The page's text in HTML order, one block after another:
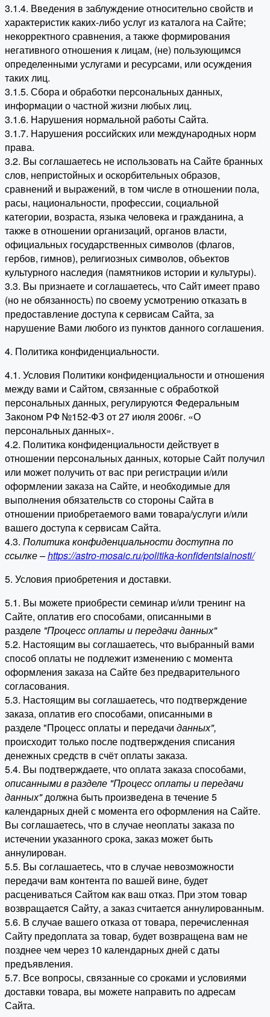
3.1.4. Введения в заблуждение относительно свойств и
характеристик каких-либо услуг из каталога на Сайте;
некорректного сравнения, а также формирования
негативного отношения к лицам, (не) пользующимся
определенными услугами и ресурсами, или осуждения
таких лиц.
3.1.5. Сбора и обработки персональных данных,
информации о частной жизни любых лиц.
3.1.6. Нарушения нормальной работы Сайта.
3.1.7. Нарушения российских или международных норм
права.
3.2. Вы соглашаетесь не использовать на Сайте бранных
слов, непристойных и оскорбительных образов,
сравнений и выражений, в том числе в отношении пола,
расы, национальности, профессии, социальной
категории, возраста, языка человека и гражданина, а
также в отношении организаций, органов власти,
официальных государственных символов (флагов,
гербов, гимнов), религиозных символов, объектов
культурного наследия (памятников истории и культуры).
3.3. Вы признаете и соглашаетесь, что Сайт имеет право
(но не обязанность) по своему усмотрению отказать в
предоставление доступа к сервисам Сайта, за
нарушение Вами любого из пунктов данного соглашения.
4. Политика конфиденциальности.
4.1. Условия Политики конфиденциальности и отношения
между вами и Сайтом, связанные с обработкой
персональных данных, регулируются Федеральным
Законом РФ №152-ФЗ от 27 июля 2006г. «О
персональных данных».
4.2. Политика конфиденциальности действует в
отношении персональных данных, которые Сайт получил
или может получить от вас при регистрации и/или
оформлении заказа на Сайте, и необходимые для
выполнения обязательств со стороны Сайта в
отношении приобретаемого вами товара/услуги и/или
вашего доступа к сервисам Сайта.
4.3. Политика конфиденциальности доступна по
ссылке –https://astro-mosaic.ru/politika-konfidentsialnosti/
5. Условия приобретения и доставки.
5.1. Вы можете приобрести семинар и/или тренинг на
Сайте, оплатив его способами, описанными в
разделе "Процесс оплаты и передачи данных"
5.2. Настоящим вы соглашаетесь, что выбранный вами
способ оплаты не подлежит изменению с момента
оформления заказа на Сайте без предварительного
согласования.
5.3. Настоящим вы соглашаетесь, что подтверждение
заказа, оплатив его способами, описанными в
разделе "Процесс оплаты и передачи данных",
происходит только после подтверждения списания
денежных средств в счёт оплаты заказа.
5.4. Вы подтверждаете, что оплата заказа способами,
описанными в разделе "Процесс оплаты и передачи
данных"должна быть произведена в течение 5
календарных дней с момента его оформления на Сайте.
Вы соглашаетесь, что в случае неоплаты заказа по
истечении указанного срока, заказ может быть
аннулирован.
5.5. Вы соглашаетесь, что в случае невозможности
передачи вам контента по вашей вине, будет
расцениваться Сайтом как ваш отказ. При этом товар
возвращается Сайту, а заказ считается аннулированным.
5.6. В случае вашего отказа от товара, перечисленная
Сайту предоплата за товар, будет возвращена вам не
позднее чем через 10 календарных дней с даты
предъявления.
5.7. Все вопросы, связанные со сроками и условиями
доставки товара, вы можете направить по адресам
Сайта.